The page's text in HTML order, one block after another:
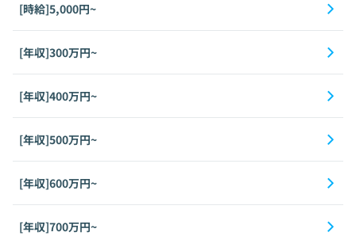
[時給]5,000円~
[年収]300万円~
[年収]400万円~
[年収]500万円~
[年収]600万円~
[年収]700万円~